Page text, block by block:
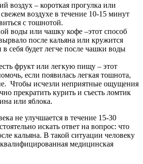
воздух – короткая прогулка или
воздухе в течение 10-15 минут
с тошнотой.
воды или чашку кофе –этот способ
после кальяна или кружится
себя будет легче после чашки воды
фрукт или легкую пищу – этот
если появилась легкая тошнота,
Чтобы исчезли неприятные ощущения
прекратить курить и съесть ломтик
или яблока.
не улучшается в течение 15-30
искать ответ на вопрос: что
кальяна. В такой ситуации человеку
медицинская